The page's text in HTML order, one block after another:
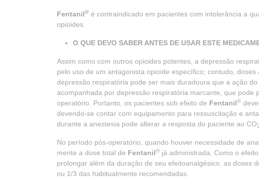
Fentanil® é contraindicado em pacientes com intolerância a
opioides.
O QUE DEVO SABER ANTES DE USAR ESTE
Assim como com outros opioides potentes, a depressão
pelo uso de um antagonista opioide específico; contudo,
depressão respiratória pode ser mais duradoura que a ação
acompanhada por depressão respiratória marcante, que pode
operatório. Portanto, os pacientes sob efeito de Fentanil®
devendo-se contar com equipamento para ressuscitação e
durante a anestesia pode alterar a resposta do paciente ao CO
No período pós-operatório, quando houver necessidade de
mente a dose total de Fentanil® já administrada. Como o
prolongar além da duração de seu efeitoanalgésico, as doses
ou 1/3 das habitualmente recomendadas.